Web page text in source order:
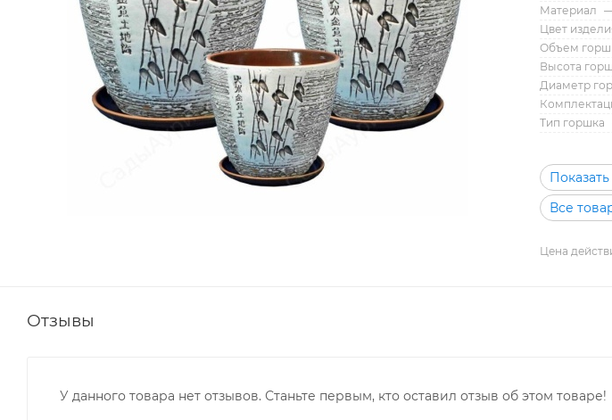
Материал
Цвет
Объем
Высота
Диаметр
Тип горшка
Все
Цена
Отзывы
У данного товара нет отзывов. Станьте первым, кто оставил отзыв об этом товаре!